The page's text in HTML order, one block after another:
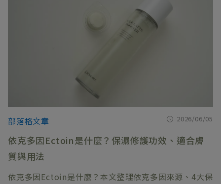
部落格文章 2026/06/05
依克多因Ectoin是什麼？保濕修護功效、適合膚
質與用法
依克多因Ectoin是什麼？本文整理依克多因來源、4大保